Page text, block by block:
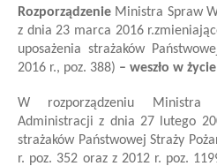
Rozporządzenie Ministra Spraw
z dnia 23 marca 2016 r.
uposażenia strażaków
2016 r., poz. 388) – weszło w
W rozporządzeniu Ministra
Administracji z dnia 27 lutego
strażaków Państwowej Straży
r. poz. 352 oraz z 2012 r. poz.